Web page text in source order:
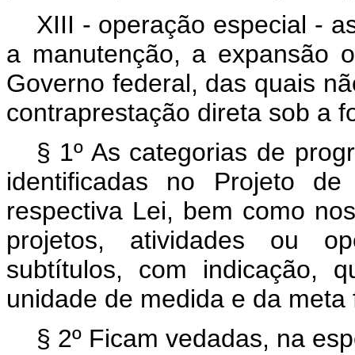
XIII - operação especial -
a manutenção, a expansão
Governo federal, das quais
contraprestação direta sob a
§ 1º As categorias de
identificadas no Projeto
respectiva Lei, bem como
projetos, atividades ou
subtítulos, com indicação,
unidade de medida e da meta
§ 2º Ficam vedadas, na